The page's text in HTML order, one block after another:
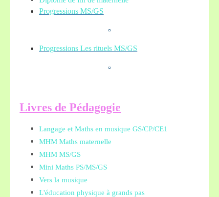
Progressions MS/GS
Progressions Les rituels MS/GS
Livres de Pédagogie
Langage et Maths en musique GS/CP/CE1
MHM Maths maternelle
MHM MS/GS
Mini Maths PS/MS/GS
Vers la musique
L'éducation physique à grands pas